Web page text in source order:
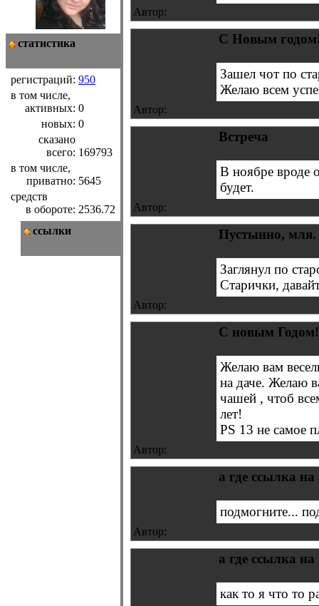
статистика
регистраций: 950
в том числе,
активных: 0
новых: 0
сказано
всего: 169793
в том числе,
приватно: 5645
средств
в обороте: 2536.72
ссылки
Автор:
С Новым
Зашел чот по
Желаю всем
Автор:
Встреча
В ноябре вроде
будет.
Автор:
Пустынно, мля.
Заглянул по
Старички,
Автор:
С новым
Желаю вам
на даче. Желаю
чашей , чтоб
лет!
PS 13 не самое
Автор:
а где ссылка
подмогните...
Автор:
а где ссылка
как то я что то